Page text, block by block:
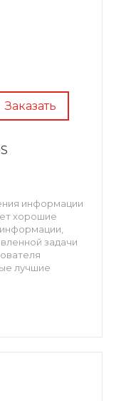
Заказать
информации
хорошие
задачи
лучшие
каких-либо